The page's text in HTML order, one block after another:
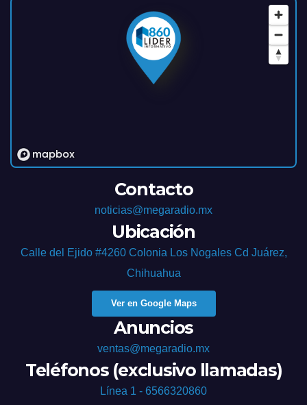
Contacto
noticias@megaradio.mx
Ubicación
Calle del Ejido #4260 Colonia Los Nogales Cd Juárez,
Chihuahua
Ver en Google Maps
Anuncios
ventas@megaradio.mx
Teléfonos (exclusivo llamadas)
Línea 1 - 6566320860